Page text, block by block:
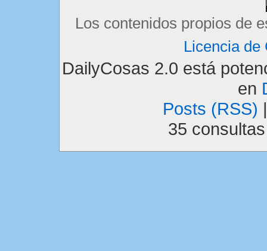
Los contenidos propios de
Licencia de
DailyCosas 2.0 está
en
Posts (RSS)
35